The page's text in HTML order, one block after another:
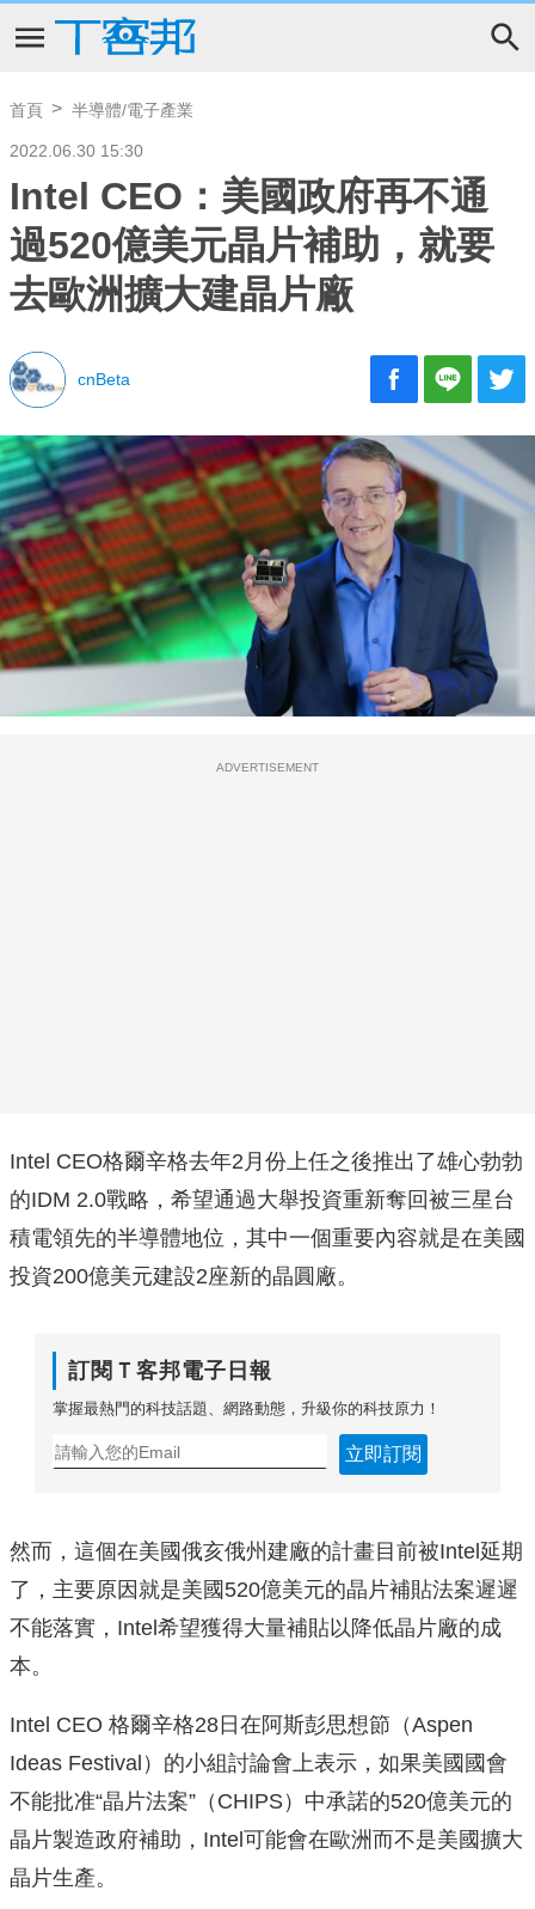
首頁 半導體/電子產業
2022.06.30 15:30
Intel CEO：美國政府再不通
過520億美元晶片補助，就要
去歐洲擴大建晶片廠
cnBeta
ADVERTISEMENT
Intel CEO格爾辛格去年2月份上任之後推出了雄心勃勃
的IDM 2.0戰略，希望通過大舉投資重新奪回被三星台
積電領先的半導體地位，其中一個重要內容就是在美國
投資200億美元建設2座新的晶圓廠。
訂閱Ｔ客邦電子日報
掌握最熱門的科技話題、網路動態，升級你的科技原力！
立即訂閱
然而，這個在美國俄亥俄州建廠的計畫目前被Intel延期
了，主要原因就是美國520億美元的晶片補貼法案遲遲
不能落實，Intel希望獲得大量補貼以降低晶片廠的成
本。
Intel CEO 格爾辛格28日在阿斯彭思想節（Aspen
Ideas Festival）的小組討論會上表示，如果美國國會
不能批准“晶片法案”（CHIPS）中承諾的520億美元的
晶片製造政府補助，Intel可能會在歐洲而不是美國擴大
晶片生產。